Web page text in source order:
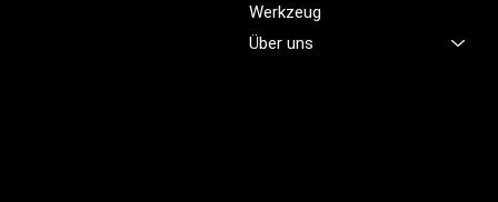
Werkzeug
Über uns